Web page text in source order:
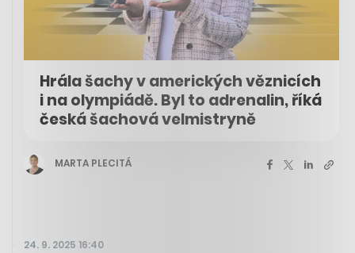
Hrála šachy v amerických věznicích
i na olympiádě. Byl to adrenalin, říká
česká šachová velmistryně
MARTA PLECITÁ
24. 9. 2025 16:40